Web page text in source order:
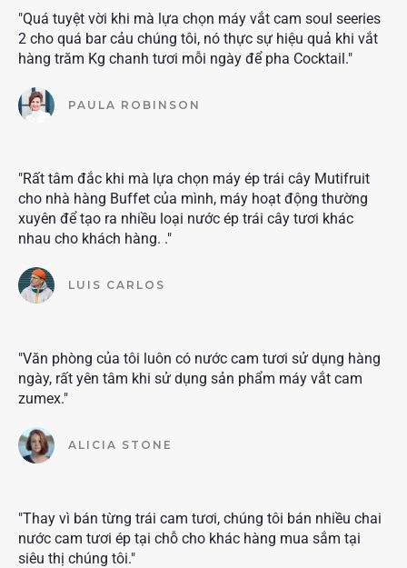
"Quá tuyệt vời khi mà lựa chọn máy vắt cam soul seeries
2 cho quá bar cảu chúng tôi, nó thực sự hiệu quả khi vắt
hàng trăm Kg chanh tươi mỗi ngày để pha Cocktail."
PAULA ROBINSON
"Rất tâm đắc khi mà lựa chọn máy ép trái cây Mutifruit
cho nhà hàng Buffet của mình, máy hoạt động thường
xuyên để tạo ra nhiều loại nước ép trái cây tươi khác
nhau cho khách hàng. ."
LUIS CARLOS
"Văn phòng của tôi luôn có nước cam tươi sử dụng hàng
ngày, rất yên tâm khi sử dụng sản phẩm máy vắt cam
zumex."
ALICIA STONE
"Thay vì bán từng trái cam tươi, chúng tôi bán nhiều chai
nước cam tươi ép tại chỗ cho khác hàng mua sắm tại
siêu thị chúng tôi."